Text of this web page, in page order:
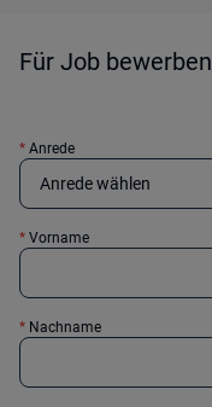
Für Job bewerben
* Anrede
* Vorname
* Nachname